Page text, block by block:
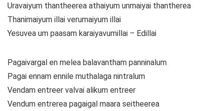
Uravaiyum thantheerea athaiyum unmaiyai thantherea
Thanimaiyum illai verumaiyum illai
Yesuvea um paasam karaiyavumillai – Edillai
Pagaivargal en melea balavantham panninalum
Pagai ennam ennile muthalaga nintralum
Vendam entreer valvai alikum entreer
Vendum entrerea pagaigal maara seitheerea